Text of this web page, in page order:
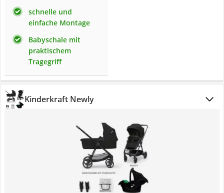
schnelle und
einfache Montage
Babyschale mit
praktischem
Tragegriff
Kinderkraft Newly